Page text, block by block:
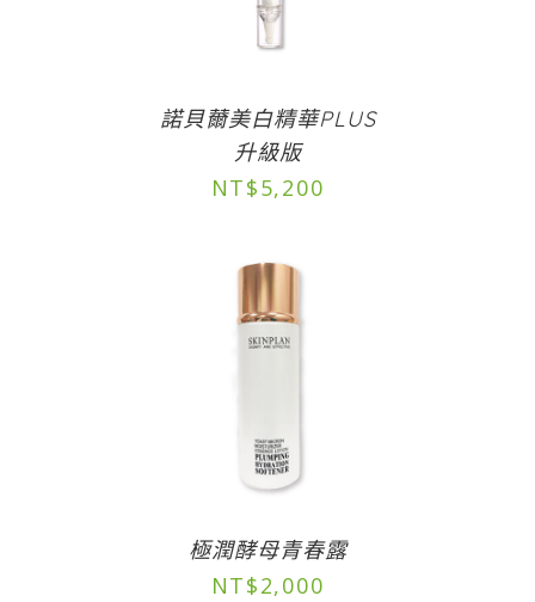
諾貝薾美白精華PLUS
升級版
NT$5,200
極潤酵母青春露
NT$2,000